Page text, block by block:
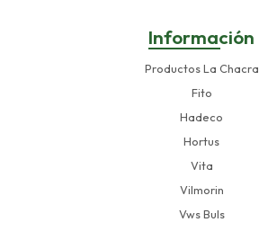
Información
Productos La Chacra
Fito
Hadeco
Hortus
Vita
Vilmorin
Vws Buls